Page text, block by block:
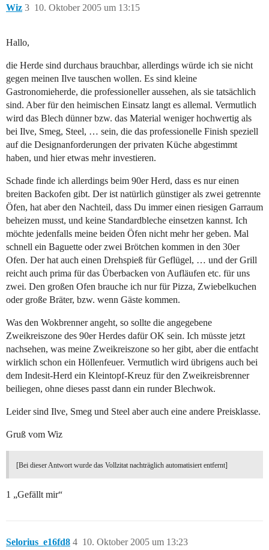
Wiz 10. Oktober 2005 um 13:15
3
Hallo,
die Herde sind durchaus brauchbar, allerdings würde ich sie nicht
gegen meinen Ilve tauschen wollen. Es sind kleine
Gastronomieherde, die professioneller aussehen, als sie tatsächlich
sind. Aber für den heimischen Einsatz langt es allemal. Vermutlich
wird das Blech dünner bzw. das Material weniger hochwertig als
bei Ilve, Smeg, Steel, … sein, die das professionelle Finish speziell
auf die Designanforderungen der privaten Küche abgestimmt
haben, und hier etwas mehr investieren.
Schade finde ich allerdings beim 90er Herd, dass es nur einen
breiten Backofen gibt. Der ist natürlich günstiger als zwei getrennte
Öfen, hat aber den Nachteil, dass Du immer einen riesigen Garraum
beheizen musst, und keine Standardbleche einsetzen kannst. Ich
möchte jedenfalls meine beiden Öfen nicht mehr her geben. Mal
schnell ein Baguette oder zwei Brötchen kommen in den 30er
Ofen. Der hat auch einen Drehspieß für Geflügel, … und der Grill
reicht auch prima für das Überbacken von Aufläufen etc. für uns
zwei. Den großen Ofen brauche ich nur für Pizza, Zwiebelkuchen
oder große Bräter, bzw. wenn Gäste kommen.
Was den Wokbrenner angeht, so sollte die angegebene
Zweikreiszone des 90er Herdes dafür OK sein. Ich müsste jetzt
nachsehen, was meine Zweikreiszone so her gibt, aber die entfacht
wirklich schon ein Höllenfeuer. Vermutlich wird übrigens auch bei
dem Indesit-Herd ein Kleintopf-Kreuz für den Zweikreisbrenner
beiliegen, ohne dieses passt dann ein runder Blechwok.
Leider sind Ilve, Smeg und Steel aber auch eine andere Preisklasse.
Gruß vom Wiz
[Bei dieser Antwort wurde das Vollzitat nachträglich automatisiert entfernt]
1 „Gefällt mir“
Selorius_e16fd8 10. Oktober 2005 um 13:23
4